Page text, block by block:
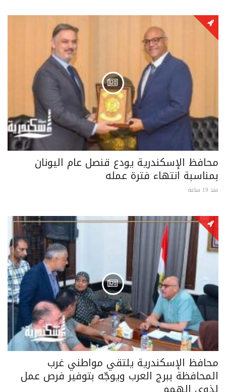
محافظ الإسكندرية يودع قنصل عام اليونان
بمناسبة انتهاء فترة عمله
منذ 19 ساعة
محافظ الإسكندرية يلتقي مواطني غرب
المحافظة ببرج العرب ويوجّه بتوفير فرص عمل